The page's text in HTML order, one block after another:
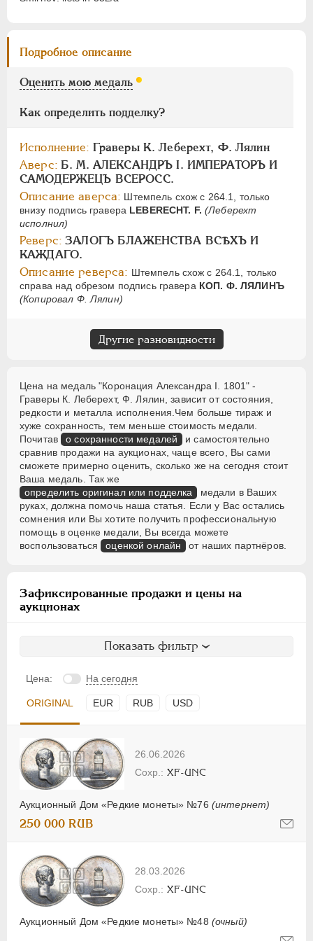
Подробное описание
Оценить мою медаль
Как определить подделку?
Исполнение: Граверы К. Леберехт, Ф. Лялин
Аверс: Б. М. АЛЕКСАНДРЪ I. ИМПЕРАТОРЪ И
САМОДЕРЖЕЦЪ ВСЕРОСС.
Описание аверса: Штемпель схож с 264.1, только
внизу подпись гравера LEBERECHT. F. (Леберехт
исполнил)
Реверс: ЗАЛОГЪ БЛАЖЕНСТВА ВСѢХЪ И
КАЖДАГО.
Описание реверса: Штемпель схож с 264.1, только
справа над обрезом подпись гравера КОП. Ф. ЛЯЛИНЪ
(Копировал Ф. Лялин)
Другие разновидности
Цена на медаль "Коронация Александра I. 1801" -
Граверы К. Леберехт, Ф. Лялин, зависит от состояния,
редкости и металла исполнения.Чем больше тираж и
хуже сохранность, тем меньше стоимость медали.
Почитав о сохранности медалей
и самостоятельно
сравнив продажи на аукционах, чаще всего, Вы сами
сможете примерно оценить, сколько же на сегодня стоит
Ваша медаль. Так же
определить оригинал или подделка
медали в Ваших
руках, должна помочь наша статья. Если у Вас остались
сомнения или Вы хотите получить профессиональную
помощь в оценке медали, Вы всегда можете
воспользоваться оценкой онлайн от наших партнёров.
Зафиксированные продажи и цены на
аукционах
Показать фильтр
Цена: На сегодня
ORIGINAL EUR RUB USD
26.06.2026
Аукционный Дом «Редкие монеты» №76 (интернет)
XF-UNC
250 000 RUB
28.03.2026
Аукционный Дом «Редкие монеты» №48 (очный)
XF-UNC
Цифры
АЛЕКСАНДР II 1855-1881
АЛЕКСАНДР III 1881-1894
СЕРИИ МЕДАЛЕЙ 1600-1881